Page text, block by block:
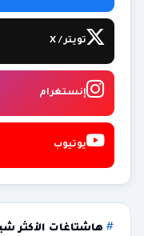
تويتر / X
إنستغرام
يوتيوب
هاشتاغات الأكثر